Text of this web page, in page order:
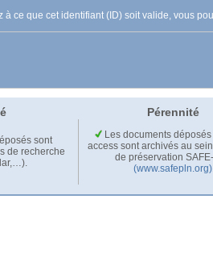
ce que cet identifiant (ID) soit valide, vous
Pérennité
sont
de recherche
Les documents
access sont archivés au
de préservation
(www.safepln.org).